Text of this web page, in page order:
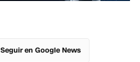
Seguir en Google News